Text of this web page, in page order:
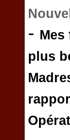
- Mes
plus